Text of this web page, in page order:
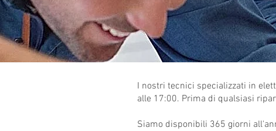
I nostri tecnici specializzati in
alle 17:00. Prima di qualsiasi
Siamo disponibili 365 giorni